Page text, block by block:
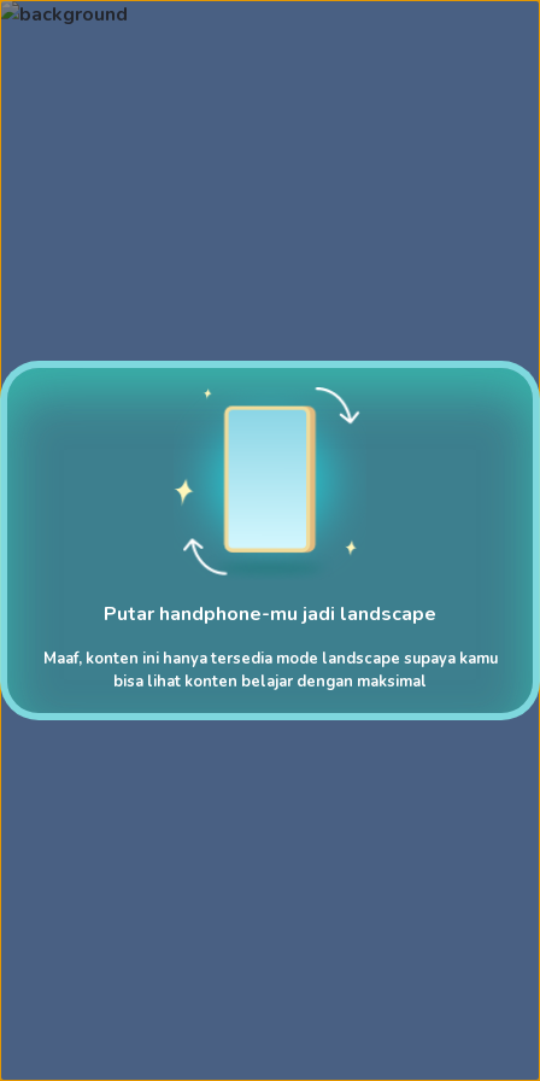
Putar handphone-mu jadi landscape
Maaf, konten ini hanya tersedia mode landscape supaya kamu
bisa lihat konten belajar dengan maksimal